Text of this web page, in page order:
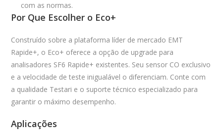
com as normas.
Por Que Escolher o Eco+
Construído sobre a plataforma líder de mercado EMT
Rapide+, o Eco+ oferece a opção de upgrade para
analisadores SF6 Rapide+ existentes. Seu sensor CO exclusivo
e a velocidade de teste inigualável o diferenciam. Conte com
a qualidade Testari e o suporte técnico especializado para
garantir o máximo desempenho.
Aplicações